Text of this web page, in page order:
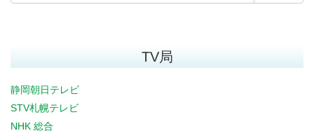
TV局
静岡朝日テレビ
STV札幌テレビ
NHK 総合